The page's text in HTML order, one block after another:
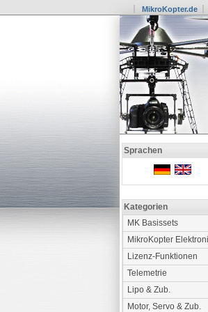
MikroKopter.de
Sprachen
Kategorien
MK Basissets
MikroKopter
Lizenz-Funktionen
Telemetrie
Lipo & Zub.
Motor, Servo & Zub.